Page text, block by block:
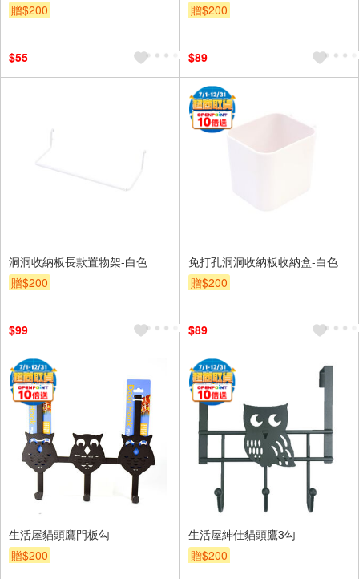
贈$200
$55
贈$200
$89
洞洞收納板長款置物架-白色
贈$200
$99
免打孔洞洞收納板收納盒-白色
贈$200
$89
生活屋貓頭鷹門板勾
贈$200
生活屋紳仕貓頭鷹3勾
贈$200